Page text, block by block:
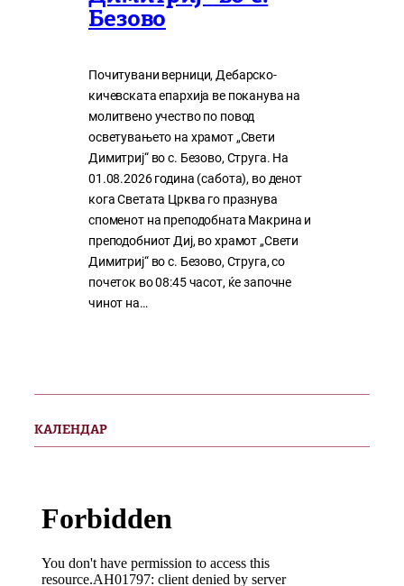
Безово
Почитувани верници, Дебарско-
кичевската епархија ве поканува на
молитвено учество по повод
осветувањето на храмот „Свети
Димитриј“ во с. Безово, Струга. На
01.08.2026 година (сабота), во денот
кога Светата Црква го празнува
споменот на преподобната Макрина и
преподобниот Диј, во храмот „Свети
Димитриј“ во с. Безово, Струга, со
почеток во 08:45 часот, ќе започне
чинот на…
КАЛЕНДАР